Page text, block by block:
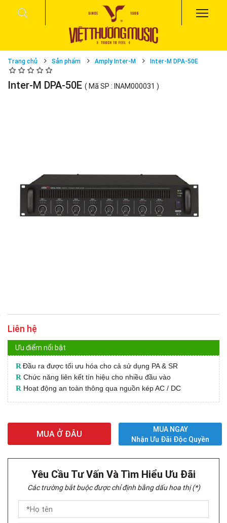
Trang chủ Sản phẩm Amply Inter-M Inter-M DPA-50E
Inter-M DPA-50E ( Mã SP : INAM000031 )
Liên hệ
Ưu điểm nổi bật
RĐầu ra được tối ưu hóa cho cả sử dụng PA & SR
R Chức năng liên kết tín hiệu cho nhiều đầu vào
R Hoạt động an toàn thông qua nguồn kép AC / DC
MUA Ở ĐÂU
MUA NGAY
Nhận Ưu Đãi Độc Quyền
Yêu Cầu Tư Vấn Và Tìm Hiểu Ưu Đãi
Các trường bắt buộc được chỉ định bằng dấu hoa thị (*)